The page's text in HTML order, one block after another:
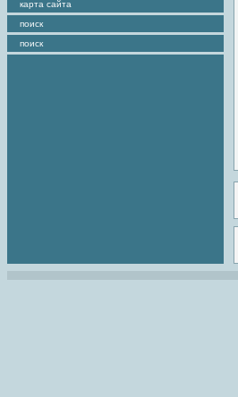
карта сайта
поиск
поиск